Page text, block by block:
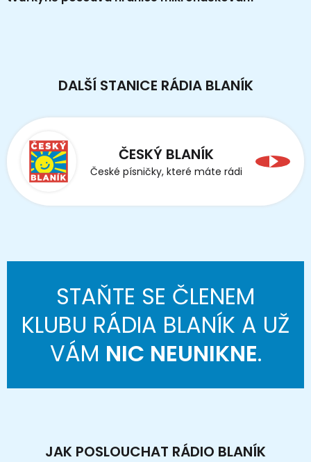
DALŠÍ STANICE RÁDIA BLANÍK
ČESKÝ BLANÍK
České písničky, které máte rádi
STAŇTE SE ČLENEM
KLUBU RÁDIA BLANÍK A UŽ
VÁM NIC NEUNIKNE.
JAK POSLOUCHAT RÁDIO BLANÍK